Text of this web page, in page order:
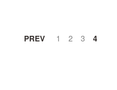
PREV 1 2 3 4